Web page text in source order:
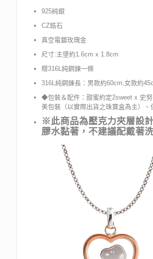
925純銀
CZ鋯石
真空電鍍玫瑰金
尺寸:主墜約1.6cm x 1.8cm
贈316L純鋼鍊一條
316L純鋼鍊長：男款約60cm,女款約
◆包裝＆配件：甜蜜約定2sweet x 史
美包裝（以實際出貨之珠寶盒為主）、
※此商品為壓克力夾層設
膠水黏著，不建議配戴著